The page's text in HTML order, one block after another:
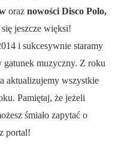
oraz nowości Disco Polo,
jeszcze więksi!
i sukcesywnie staramy
gatunek muzyczny. Z roku
aktualizujemy wszystkie
Pamiętaj, że jeżeli
śmiało zapytać o
portal!